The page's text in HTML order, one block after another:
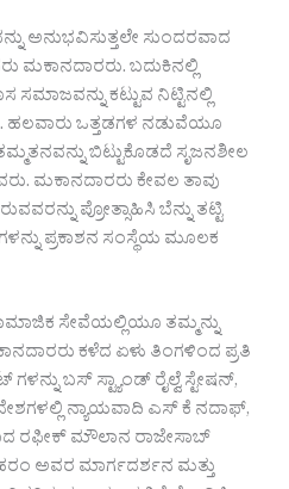
ಅನುಭವಿಸುತ್ತಲೇ ಸುಂದರವಾದ
ಮಕಾನದಾರರು. ಬದುಕಿನಲ್ಲಿ
ಸಮಾಜವನ್ನು ಕಟ್ಟುವ ನಿಟ್ಟಿನಲ್ಲಿ
ಹಲವಾರು ಒತ್ತಡಗಳ ನಡುವೆಯೂ
ಬಿಟ್ಟುಕೊಡದೆ ಸೃಜನಶೀಲ
ಮಕಾನದಾರರು ಕೇವಲ ತಾವು
ಪ್ರೋತ್ಸಾಹಿಸಿ ಬೆನ್ನು ತಟ್ಟಿ
ಪ್ರಕಾಶನ ಸಂಸ್ಥೆಯ ಮೂಲಕ
ಸೇವೆಯಲ್ಲಿಯೂ ತಮ್ಮನ್ನು
ಕಳೆದ ಏಳು ತಿಂಗಳಿಂದ ಪ್ರತಿ
ಬಸ್ ಸ್ಟ್ಯಾಂಡ್ ರೈಲ್ವೆ ಸ್ಟೇಷನ್,
ನ್ಯಾಯವಾದಿ ಎಸ್ ಕೆ ನದಾಫ್,
ರಫೀಕ್ ಮೌಲಾನ ರಾಜೇಸಾಬ್
ಅವರ ಮಾರ್ಗದರ್ಶನ ಮತ್ತು